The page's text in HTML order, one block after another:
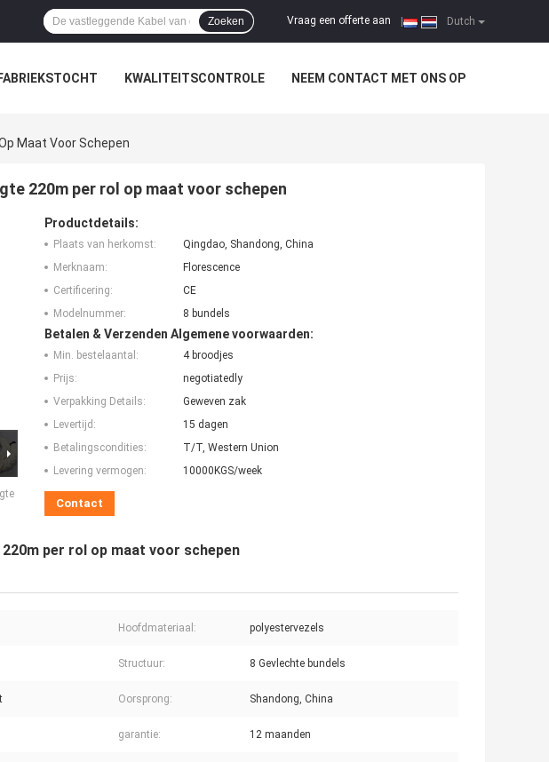
Dutch
Vraag een offerte aan
Zoeken
FABRIEKSTOCHT KWALITEITSCONTROLE NEEM CONTACT MET ONS OP
Maat Voor Schepen
220m per rol op maat voor schepen
Productdetails:
Plaats van herkomst:
Qingdao, Shandong, China
Merknaam:
Florescence
Certificering:
CE
Modelnummer:
8 bundels
Betalen & Verzenden Algemene voorwaarden:
Min. bestelaantal:
4 broodjes
Prijs:
negotiatedly
Verpakking Details:
Geweven zak
Levertijd:
15 dagen
Betalingscondities:
T/T, Western Union
Levering vermogen:
10000KGS/week
Contact
per rol op maat voor schepen
Hoofdmateriaal: polyestervezels
Structuur: 8 Gevlechte bundels
Oorsprong: Shandong, China
garantie: 12 maanden